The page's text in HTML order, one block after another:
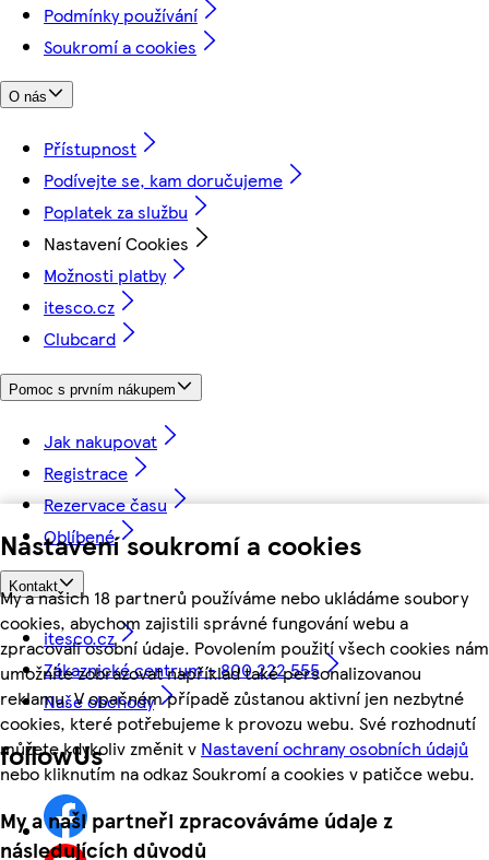
Nastavení soukromí a cookies
My a našich 18 partnerů používáme nebo ukládáme soubory
cookies, abychom zajistili správné fungování webu a
zpracovali osobní údaje. Povolením použití všech cookies nám
umožníte zobrazovat například také personalizovanou
reklamu. V opačném případě zůstanou aktivní jen nezbytné
cookies, které potřebujeme k provozu webu. Své rozhodnutí
můžete kdykoliv změnit v Nastavení ochrany osobních údajů
nebo kliknutím na odkaz Soukromí a cookies v patičce webu.
My a naši partneři zpracováváme údaje z
následujících důvodů
Podmínky používání
Soukromí a cookies
O nás
Přístupnost
Podívejte se, kam doručujeme
Poplatek za službu
Nastavení Cookies
Možnosti platby
itesco.cz
Clubcard
Pomoc s prvním nákupem
Jak nakupovat
Registrace
Rezervace času
Oblíbené
Kontakt
itesco.cz
Zákaznické centrum - 800 222 555
Naše obchody
followUs